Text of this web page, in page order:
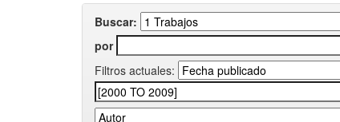
Buscar:
por
Filtros actuales: